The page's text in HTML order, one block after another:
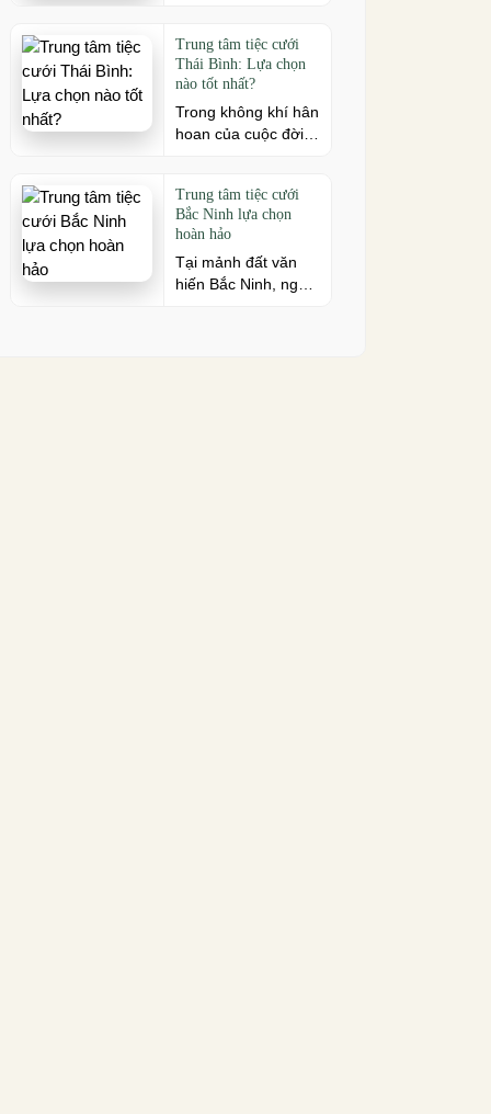
seamless and
memorable […]
quyết định đến bầu
không khí, hình ảnh
của tiệc cưới mà còn
ảnh hưởng trực tiếp
đến trải nghiệm của
Trung tâm tiệc cưới
Thái Bình: Lựa chọn
nào tốt nhất?
Trong không khí hân
hoan của cuộc đời
cưới Thái Bình phù
hợp chính là bước đi
đầu tiên, quan trọng
để kiến tạo nên một
hôn lễ trong mơ.
Trung tâm tiệc cưới
Bắc Ninh lựa chọn
hoàn hảo
Tại mảnh đất văn
hiến Bắc Ninh, ngày